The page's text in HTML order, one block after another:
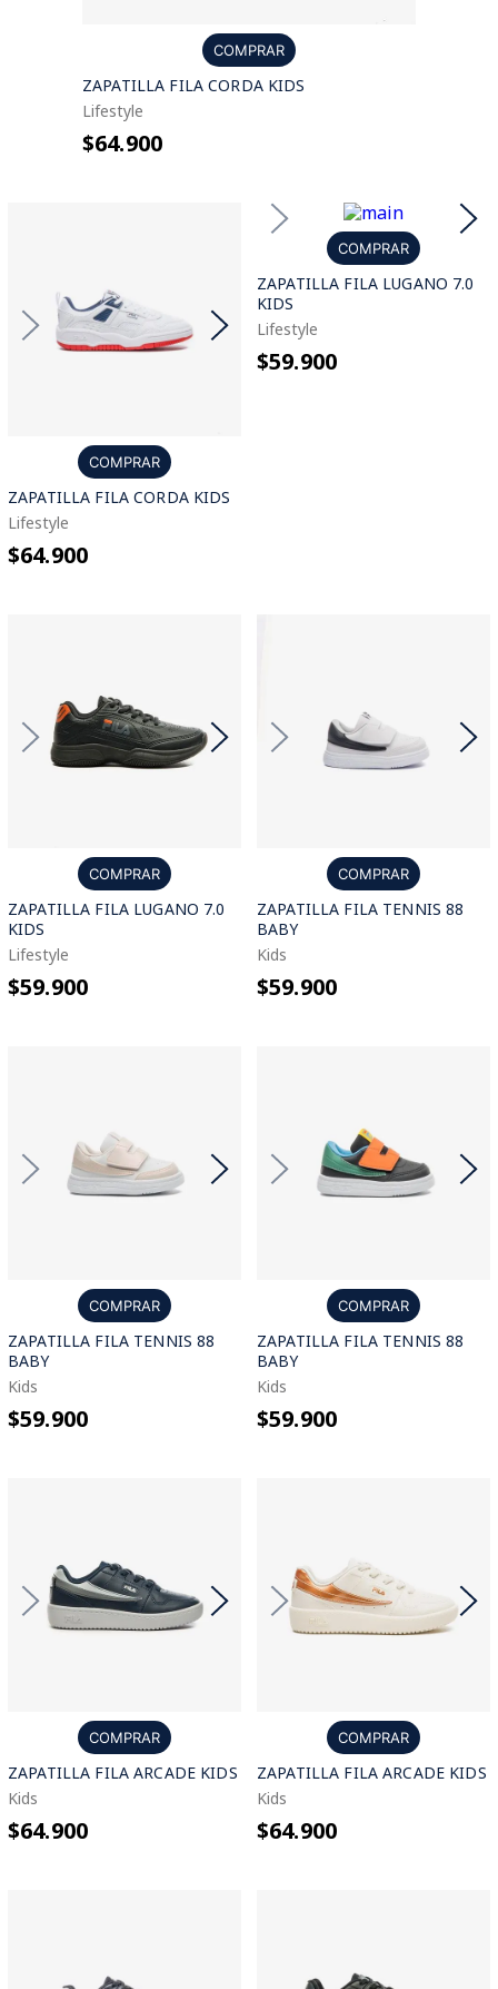
COMPRAR
ZAPATILLA FILA CORDA KIDS
Lifestyle
$64.900
COMPRAR
ZAPATILLA FILA CORDA KIDS
Lifestyle
$64.900
COMPRAR
ZAPATILLA FILA LUGANO 7.0
KIDS
Lifestyle
$59.900
COMPRAR
ZAPATILLA FILA LUGANO 7.0
KIDS
Lifestyle
$59.900
COMPRAR
ZAPATILLA FILA TENNIS 88
BABY
Kids
$59.900
COMPRAR
ZAPATILLA FILA TENNIS 88
BABY
Kids
$59.900
COMPRAR
ZAPATILLA FILA TENNIS 88
BABY
Kids
$59.900
COMPRAR
ZAPATILLA FILA ARCADE KIDS
Kids
$64.900
COMPRAR
ZAPATILLA FILA ARCADE KIDS
Kids
$64.900